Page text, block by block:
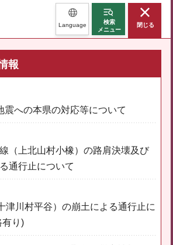
Language
検索
メニュー
閉じる
報
震への本県の対応等について
（上北山村小橡）の路肩決壊及び
通行止について
津川村平谷）の崩土による通行止に
有り)